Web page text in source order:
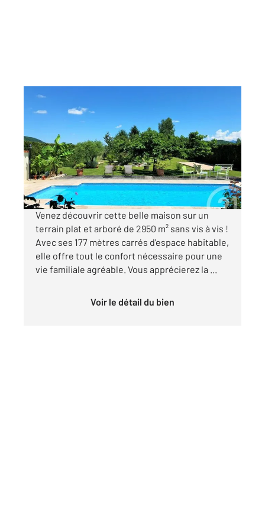
177 m
, 5 pièces
Maison à vendre
299 000 €
Visiter le site dédié
Venez découvrir cette belle maison sur un
terrain plat et arboré de 2950 m² sans vis à vis !
Avec ses 177 mètres carrés d'espace habitable,
elle offre tout le confort nécessaire pour une
vie familiale agréable. Vous apprécierez la ...
Voir le détail du bien